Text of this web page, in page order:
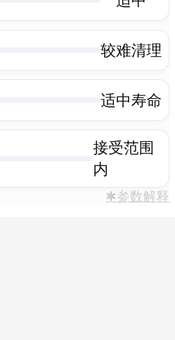
较难清理
适中寿命
接受范围
内
✱参数解释